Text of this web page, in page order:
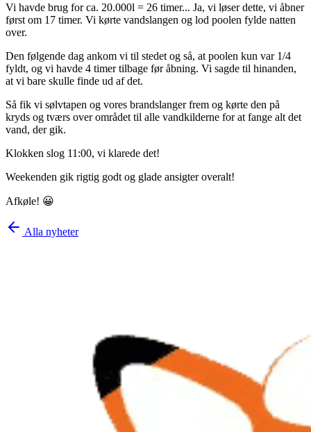
Vi havde brug for ca. 20.000l = 26 timer... Ja, vi løser dette, vi åbner
først om 17 timer. Vi kørte vandslangen og lod poolen fylde natten
over.
Den følgende dag ankom vi til stedet og så, at poolen kun var 1/4
fyldt, og vi havde 4 timer tilbage før åbning. Vi sagde til hinanden,
at vi bare skulle finde ud af det.
Så fik vi sølvtapen og vores brandslanger frem og kørte den på
kryds og tværs over området til alle vandkilderne for at fange alt det
vand, der gik.
Klokken slog 11:00, vi klarede det!
Weekenden gik rigtig godt og glade ansigter overalt!
Afkøle! 😀
Alla nyheter